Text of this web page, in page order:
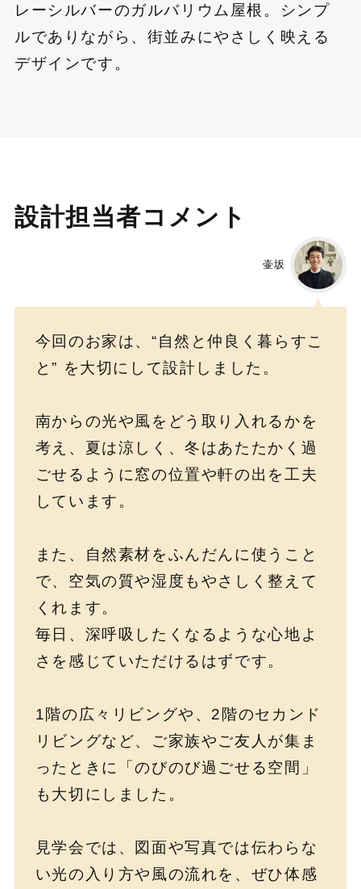
レーシルバーのガルバリウム屋根。シンプ
ルでありながら、街並みにやさしく映える
デザインです。
設計担当者コメント
壷坂
今回のお家は、“自然と仲良く暮らすこ
と” を大切にして設計しました。
南からの光や風をどう取り入れるかを
考え、夏は涼しく、冬はあたたかく過
ごせるように窓の位置や軒の出を工夫
しています。
また、自然素材をふんだんに使うこと
で、空気の質や湿度もやさしく整えて
くれます。
毎日、深呼吸したくなるような心地よ
さを感じていただけるはずです。
1階の広々リビングや、2階のセカンド
リビングなど、ご家族やご友人が集ま
ったときに「のびのび過ごせる空間」
も大切にしました。
見学会では、図面や写真では伝わらな
い光の入り方や風の流れを、ぜひ体感